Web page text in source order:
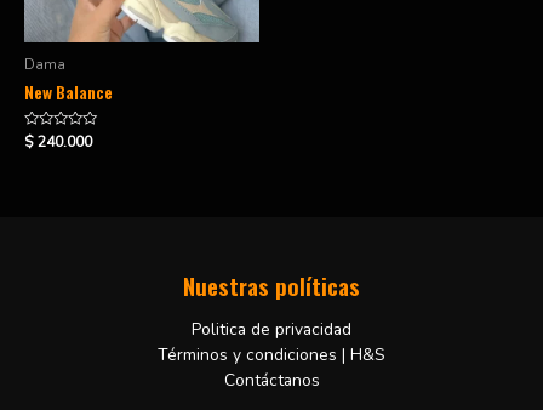
Dama
New Balance
Valorado
en
$240.000
Nuestras políticas
Politica de privacidad
Términos y condiciones | H&S
Contáctanos